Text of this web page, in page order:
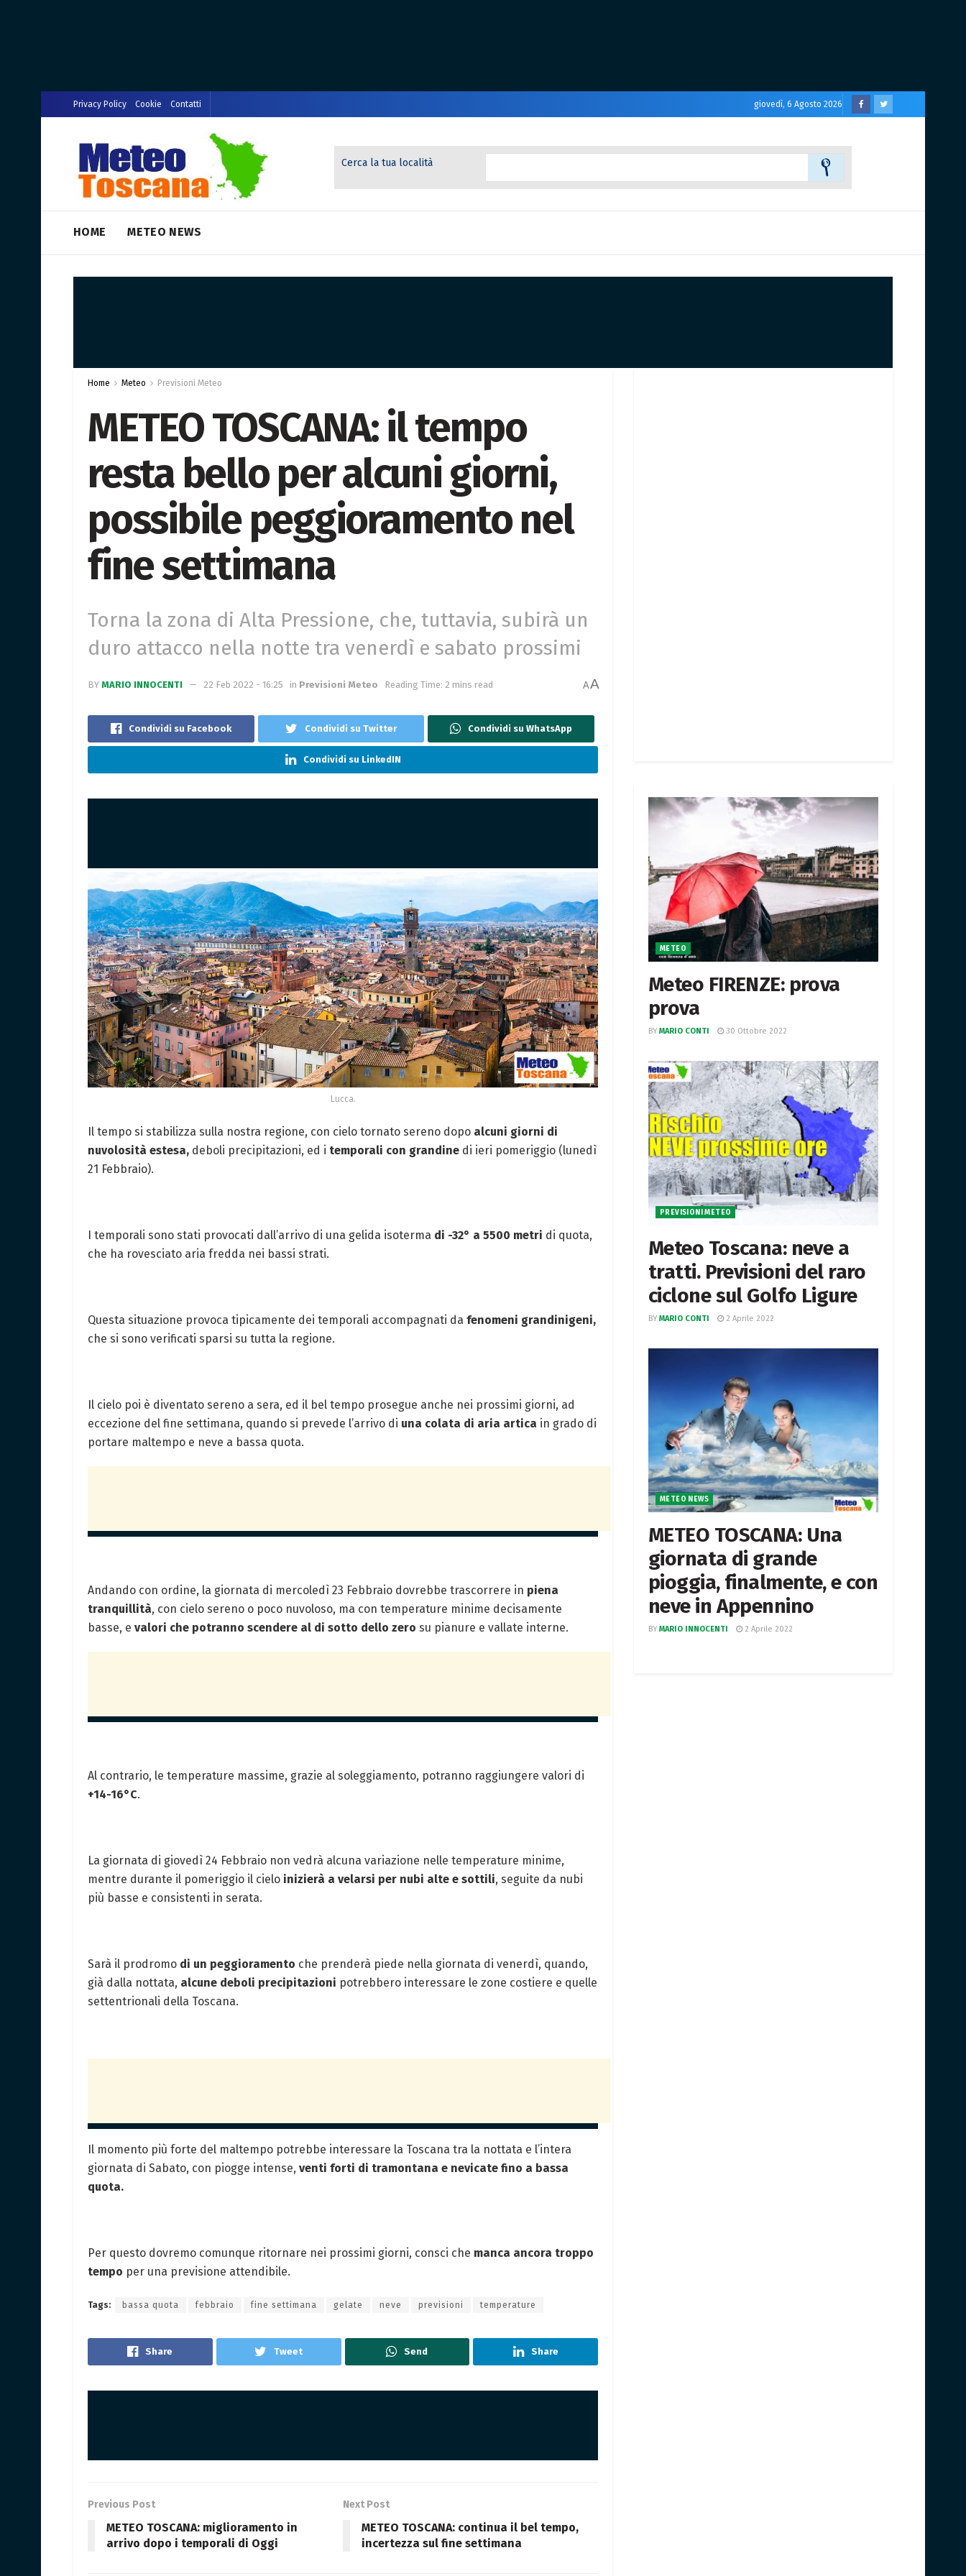
Privacy Policy Cookie Contatti giovedì, 6 Agosto 2026
Cerca la tua località
HOME METEO NEWS
Home Meteo Previsioni Meteo
METEO TOSCANA: il tempo
resta bello per alcuni giorni,
possibile peggioramento nel
fine settimana
Torna la zona di Alta Pressione, che, tuttavia, subirà un
duro attacco nella notte tra venerdì e sabato prossimi
BY MARIO INNOCENTI 22 Feb 2022 - 16:25 in Previsioni Meteo Reading Time: 2 mins read AA
Condividi su Facebook Condividi su Twitter Condividi su WhatsApp
Condividi su LinkedIN
Lucca.
Il tempo si stabilizza sulla nostra regione, con cielo tornato sereno dopo alcuni giorni di
nuvolosità estesa, deboli precipitazioni, ed i temporali con grandine di ieri pomeriggio (lunedì
21 Febbraio).
I temporali sono stati provocati dall’arrivo di una gelida isoterma di -32° a 5500 metri di quota,
che ha rovesciato aria fredda nei bassi strati.
Questa situazione provoca tipicamente dei temporali accompagnati da fenomeni grandinigeni,
che si sono verificati sparsi su tutta la regione.
Il cielo poi è diventato sereno a sera, ed il bel tempo prosegue anche nei prossimi giorni, ad
eccezione del fine settimana, quando si prevede l’arrivo di una colata di aria artica in grado di
portare maltempo e neve a bassa quota.
Andando con ordine, la giornata di mercoledì 23 Febbraio dovrebbe trascorrere in piena
tranquillità, con cielo sereno o poco nuvoloso, ma con temperature minime decisamente
basse, e valori che potranno scendere al di sotto dello zero su pianure e vallate interne.
Al contrario, le temperature massime, grazie al soleggiamento, potranno raggiungere valori di
+14-16°C.
La giornata di giovedì 24 Febbraio non vedrà alcuna variazione nelle temperature minime,
mentre durante il pomeriggio il cielo inizierà a velarsi per nubi alte e sottili, seguite da nubi
più basse e consistenti in serata.
Sarà il prodromo di un peggioramento che prenderà piede nella giornata di venerdì, quando,
già dalla nottata, alcune deboli precipitazioni potrebbero interessare le zone costiere e quelle
settentrionali della Toscana.
Il momento più forte del maltempo potrebbe interessare la Toscana tra la nottata e l’intera
giornata di Sabato, con piogge intense, venti forti di tramontana e nevicate fino a bassa
quota.
Per questo dovremo comunque ritornare nei prossimi giorni, consci che manca ancora troppo
tempo per una previsione attendibile.
Tags: bassa quota febbraio fine settimana gelate neve previsioni temperature
Share Tweet Send Share
Previous Post
METEO TOSCANA: miglioramento in
arrivo dopo i temporali di Oggi
Next Post
METEO TOSCANA: continua il bel tempo,
incertezza sul fine settimana
METEO
Meteo FIRENZE: prova
prova
BY MARIO CONTI 30 Ottobre 2022
PREVISIONI METEO
Meteo Toscana: neve a
tratti. Previsioni del raro
ciclone sul Golfo Ligure
BY MARIO CONTI 2 Aprile 2022
METEO NEWS
METEO TOSCANA: Una
giornata di grande
pioggia, finalmente, e con
neve in Appennino
BY MARIO INNOCENTI 2 Aprile 2022